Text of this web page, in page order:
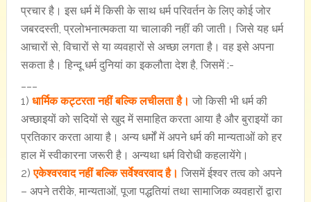
प्रचार है। इस धर्म में किसी के साथ धर्म परिवर्तन के लिए कोई जोर
जबरदस्ती, प्रलोभनात्मकता या चालाकी नहीं की जाती। जिसे यह धर्म
आचारों से, विचारों से या व्यवहारों से अच्छा लगता है। वह इसे अपना
सकता है। हिन्दू धर्म दुनियां का इकलौता देश है, जिसमें :-
1) धार्मिक कट्टरता नहीं बल्कि लचीलता है। जो किसी भी धर्म की
अच्छाइयों को सदियों से खुद में समाहित करता आया है और बुराइयों का
प्रतिकार करता आया है। अन्य धर्मों में अपने धर्म की मान्यताओं को हर
हाल में स्वीकारना जरूरी है। अन्यथा धर्म विरोधी कहलायेंगे।
2) एकेश्वरवाद नहीं बल्कि सर्वेश्वरवाद है। जिसमें ईश्वर तत्व को अपने
– अपने तरीके, मान्यताओं, पूजा पद्धतियां तथा सामाजिक व्यवहारों द्वारा